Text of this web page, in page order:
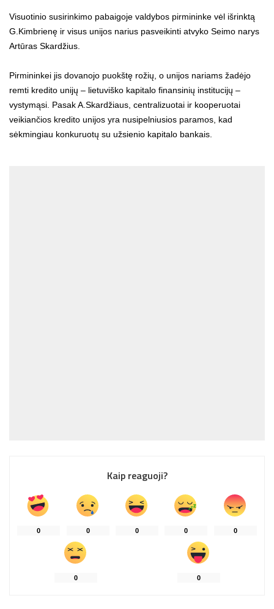
Visuotinio susirinkimo pabaigoje valdybos pirmininke vėl išrinktą
G.Kimbrienę ir visus unijos narius pasveikinti atvyko Seimo narys
Artūras Skardžius.
Pirmininkei jis dovanojo puokštę rožių, o unijos nariams žadėjo
remti kredito unijų – lietuviško kapitalo finansinių institucijų –
vystymąsi. Pasak A.Skardžiaus, centralizuotai ir kooperuotai
veikiančios kredito unijos yra nusipelniusios paramos, kad
sėkmingiau konkuruotų su užsienio kapitalo bankais.
Kaip reaguoji?
0 0 0 0 0
0 0